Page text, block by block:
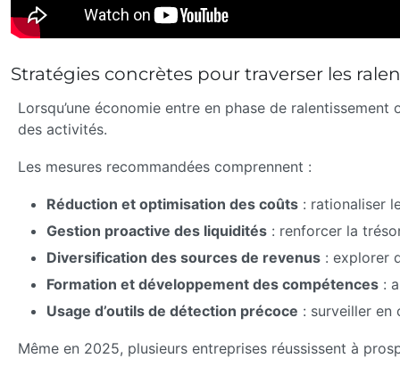
Stratégies concrètes pour traverser les
Lorsqu’une économie entre en phase de
des activités.
Les mesures recommandées comprennent :
Réduction et optimisation des coûts : rationaliser
Gestion proactive des liquidités : renforcer la
Diversification des sources de revenus : explorer
Formation et développement des compétences :
Usage d’outils de détection précoce : surveiller en
Même en 2025, plusieurs entreprises réussissent à